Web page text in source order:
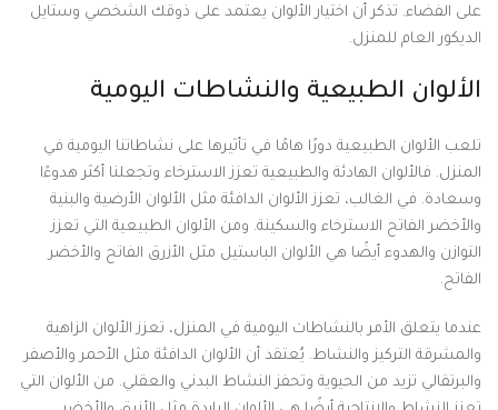
على الفضاء. تذكر أن اختيار الألوان يعتمد على ذوقك الشخصي وستايل
الديكور العام للمنزل.
الألوان الطبيعية والنشاطات اليومية
تلعب الألوان الطبيعية دورًا هامًا في تأثيرها على نشاطاتنا اليومية في
المنزل. فالألوان الهادئة والطبيعية تعزز الاسترخاء وتجعلنا أكثر هدوءًا
وسعادة. في الغالب، تعزز الألوان الدافئة مثل الألوان الأرضية والبنية
والأخضر الفاتح الاسترخاء والسكينة. ومن الألوان الطبيعية التي تعزز
التوازن والهدوء أيضًا هي الألوان الباستيل مثل الأزرق الفاتح والأخضر
الفاتح.
عندما يتعلق الأمر بالنشاطات اليومية في المنزل، تعزز الألوان الزاهية
والمشرقة التركيز والنشاط. يُعتقد أن الألوان الدافئة مثل الأحمر والأصفر
والبرتقالي تزيد من الحيوية وتحفز النشاط البدني والعقلي. من الألوان التي